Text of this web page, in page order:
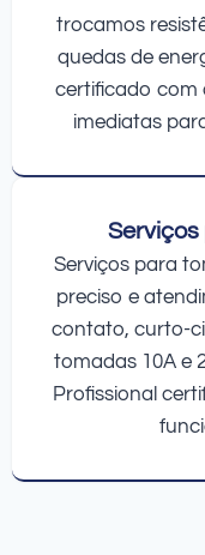
trocamos
quedas de
certificado com
imediatas
Serviços para
preciso e
contato, curto-
tomadas 10A e
Profissional